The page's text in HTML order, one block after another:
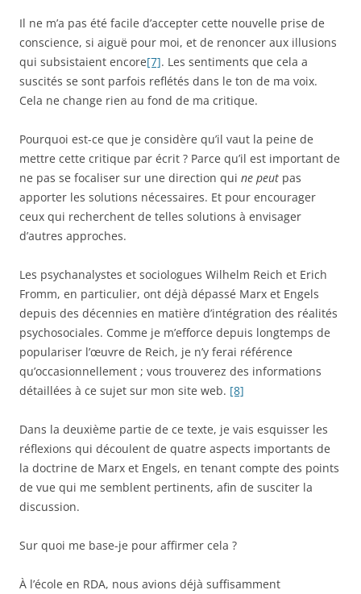
Il ne m’a pas été facile d’accepter cette nouvelle prise de
conscience, si aiguë pour moi, et de renoncer aux illusions
qui subsistaient encore[7]. Les sentiments que cela a
suscités se sont parfois reflétés dans le ton de ma voix.
Cela ne change rien au fond de ma critique.
Pourquoi est-ce que je considère qu’il vaut la peine de
mettre cette critique par écrit ? Parce qu’il est important de
ne pas se focaliser sur une direction qui ne peut pas
apporter les solutions nécessaires. Et pour encourager
ceux qui recherchent de telles solutions à envisager
d’autres approches.
Les psychanalystes et sociologues Wilhelm Reich et Erich
Fromm, en particulier, ont déjà dépassé Marx et Engels
depuis des décennies en matière d’intégration des réalités
psychosociales. Comme je m’efforce depuis longtemps de
populariser l’œuvre de Reich, je n’y ferai référence
qu’occasionnellement ; vous trouverez des informations
détaillées à ce sujet sur mon site web. [8]
Dans la deuxième partie de ce texte, je vais esquisser les
réflexions qui découlent de quatre aspects importants de
la doctrine de Marx et Engels, en tenant compte des points
de vue qui me semblent pertinents, afin de susciter la
discussion.
Sur quoi me base-je pour affirmer cela ?
À l’école en RDA, nous avions déjà suffisamment